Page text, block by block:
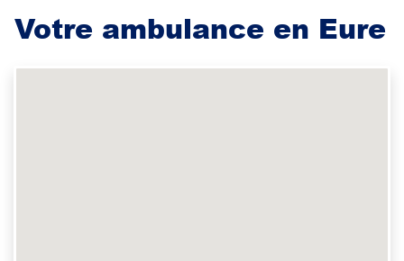
Votre ambulance en Eure